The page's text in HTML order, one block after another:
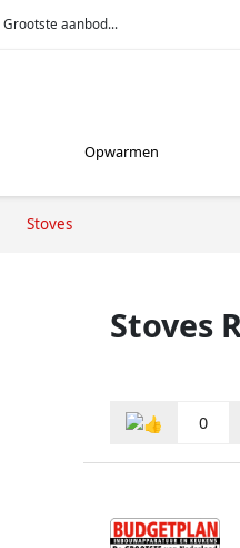
Grootste aanbod...
Opwarmen
Stoves
Stoves
0